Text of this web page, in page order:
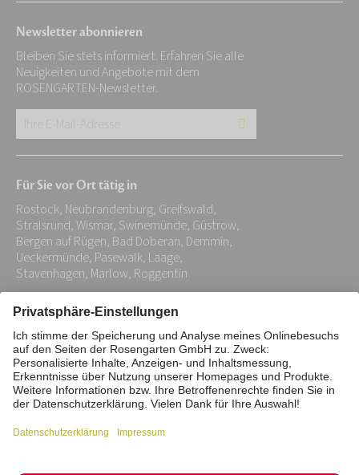
Newsletter abonnieren
Bleiben Sie stets informiert. Erfahren Sie alle
Neuigkeiten und Angebote mit dem
ROSENGARTEN-Newsletter.
E-
Adresse:
*
Für Sie vor Ort tätig in
Rostock, Neubrandenburg, Greifswald,
Stralsrund, Wismar, Swinemünde, Güstrow,
Bergen auf Rügen, Bad Doberan, Demmin,
Ueckermünde, Pasewalk, Laage,
Stavenhagen, Marlow, Roggentin
Impressum Datenschutz
Stiftung
Interne Meldestelle
Zahlungsmittel
Barrierefreiheitserklärung
Vertrag widerrufen